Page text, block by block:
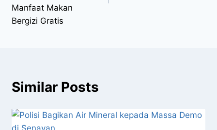
Manfaat Makan
Bergizi Gratis
Similar Posts